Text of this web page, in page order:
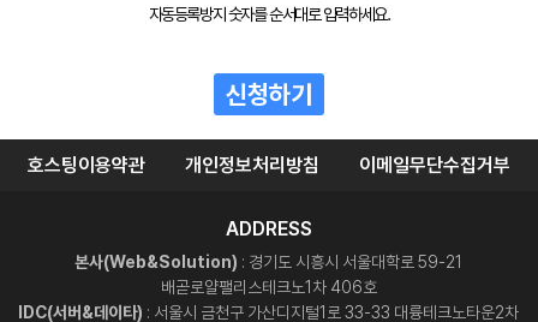
자동등록방지 숫자를 순서대로 입력하세요.
호스팅이용약관 개인정보처리방침 이메일무단수집거부
ADDRESS
본사(Web&Solution) : 경기도 시흥시 서울대학로 59-21
배곧로얄팰리스테크노1차 406호
IDC(서버&데이타) : 서울시 금천구 가산디지털1로 33-33 대륭테크노타운2차